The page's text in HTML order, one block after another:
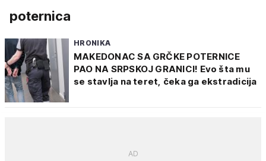
poternica
HRONIKA
MAKEDONAC SA GRČKE POTERNICE
PAO NA SRPSKOJ GRANICI! Evo šta mu
se stavlja na teret, čeka ga ekstradicija